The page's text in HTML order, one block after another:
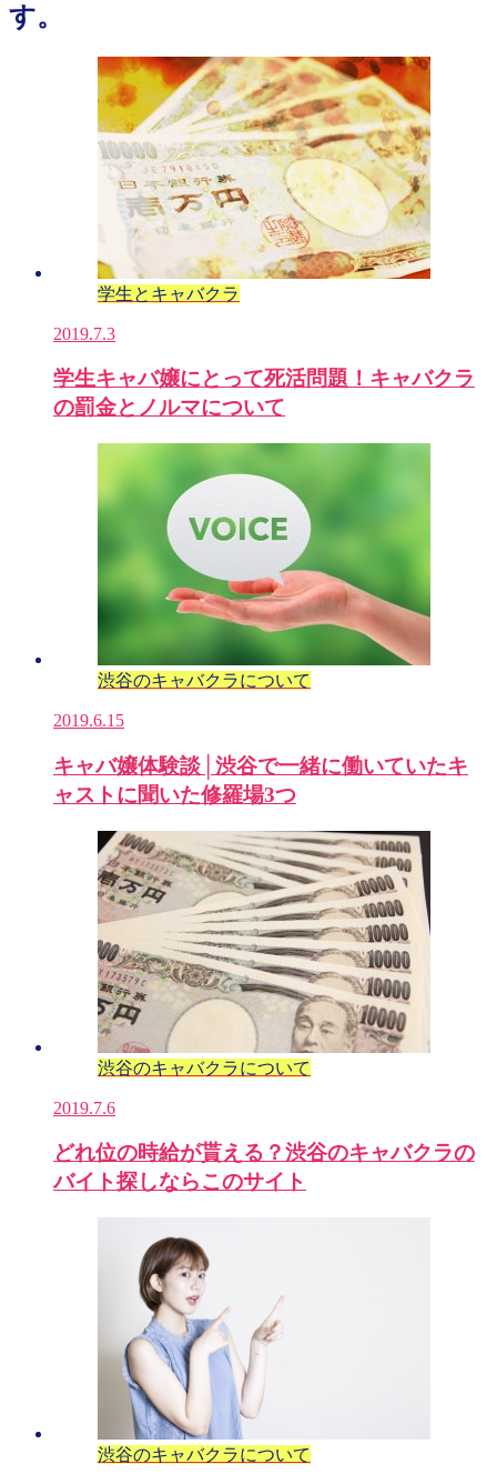
す。
学生とキャバクラ
2019.7.3
学生キャバ嬢にとって死活問題！キャバクラ
の罰金とノルマについて
渋谷のキャバクラについて
2019.6.15
キャバ嬢体験談│渋谷で一緒に働いていたキ
ャストに聞いた修羅場3つ
渋谷のキャバクラについて
2019.7.6
どれ位の時給が貰える？渋谷のキャバクラの
バイト探しならこのサイト
渋谷のキャバクラについて